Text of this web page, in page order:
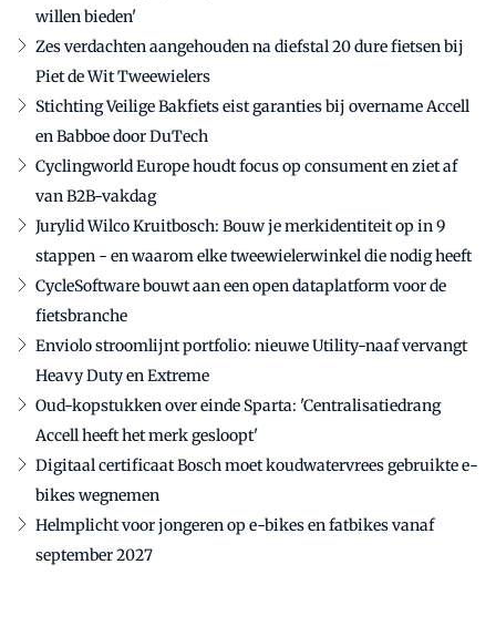
willen bieden'
Zes verdachten aangehouden na diefstal 20 dure fietsen bij
Piet de Wit Tweewielers
Stichting Veilige Bakfiets eist garanties bij overname Accell
en Babboe door DuTech
Cyclingworld Europe houdt focus op consument en ziet af
van B2B-vakdag
Jurylid Wilco Kruitbosch: Bouw je merkidentiteit op in 9
stappen - en waarom elke tweewielerwinkel die nodig heeft
CycleSoftware bouwt aan een open dataplatform voor de
fietsbranche
Enviolo stroomlijnt portfolio: nieuwe Utility-naaf vervangt
Heavy Duty en Extreme
Oud-kopstukken over einde Sparta: 'Centralisatiedrang
Accell heeft het merk gesloopt'
Digitaal certificaat Bosch moet koudwatervrees gebruikte e-
bikes wegnemen
Helmplicht voor jongeren op e-bikes en fatbikes vanaf
september 2027